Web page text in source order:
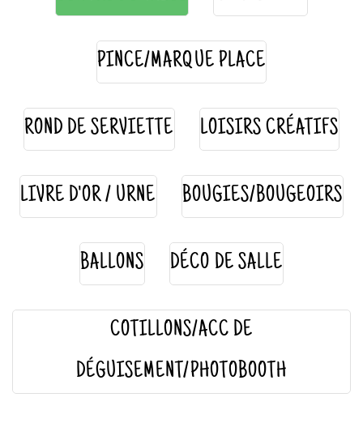
PINCE/MARQUE PLACE
ROND DE SERVIETTE LOISIRS CRÉATIFS
LIVRE D'OR / URNE BOUGIES/BOUGEOIRS
BALLONS DÉCO DE SALLE
COTILLONS/ACC DE
DÉGUISEMENT/PHOTOBOOTH